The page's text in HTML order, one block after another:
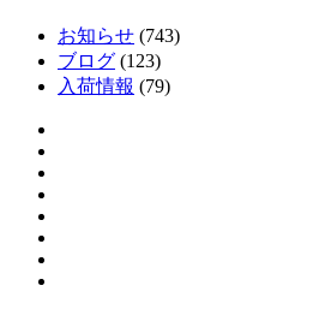
お知らせ (743)
ブログ (123)
入荷情報 (79)